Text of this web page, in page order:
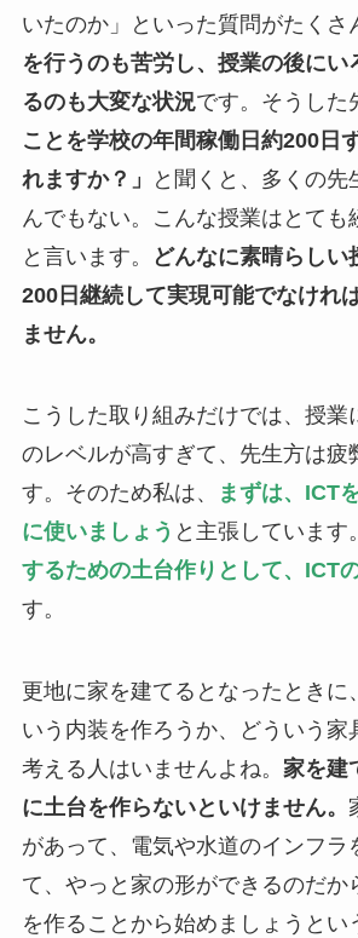
いたのか」といった質問がたくさ
を行うのも苦労し、授業の後にい
るのも大変な状況です。そうした
ことを学校の年間稼働日約200日
れますか？」
と聞くと、多くの先
んでもない。こんな授業はとても
と言います。
どんなに素晴らしい
200日継続して実現可能でなけれ
ません。
こうした取り組みだけでは、授業
のレベルが高すぎて、先生方は疲
す。そのため私は、
まずは、ICT
に使いましょう と主張しています。
するための土台作りとして、ICT
す。
更地に家を建てるとなったときに
いう内装を作ろうか、どういう家
考える人はいませんよね。 家を建
に土台を作らないといけません。
があって、電気や水道のインフラ
て、やっと家の形ができるのだか
を作ることから始めましょうとい